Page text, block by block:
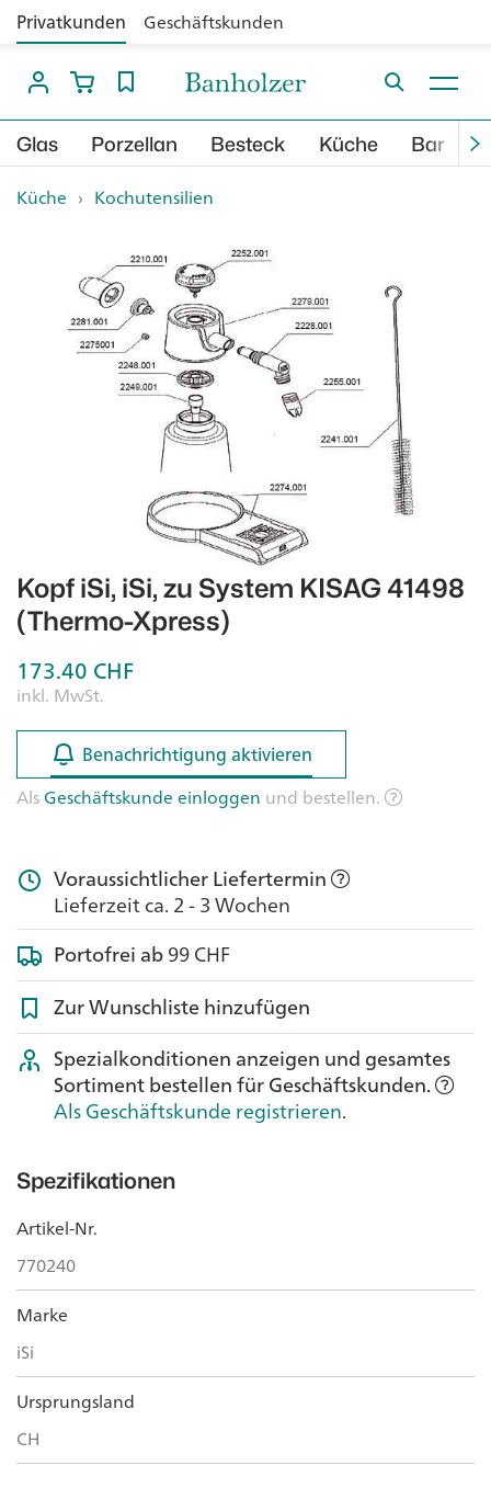
Privatkunden Geschäftskunden
Glas Porzellan Besteck Küche Bar
Küche › Kochutensilien
Kopf iSi, iSi, zu System KISAG 41498
(Thermo-Xpress)
173.40 CHF
inkl. MwSt.
Benachrichtigung aktivieren
Benachrichtigung aktivieren
AlsGeschäftskunde einloggen und bestellen.
Voraussichtlicher Liefertermin
Lieferzeit ca. 2 - 3 Wochen
Portofrei ab99 CHF
Zur Wunschliste hinzufügen
Spezialkonditionen anzeigen und gesamtes
Sortiment bestellen für Geschäftskunden.
Als Geschäftskunde registrieren.
Spezifikationen
Artikel-Nr.
770240
Marke
iSi
Ursprungsland
CH